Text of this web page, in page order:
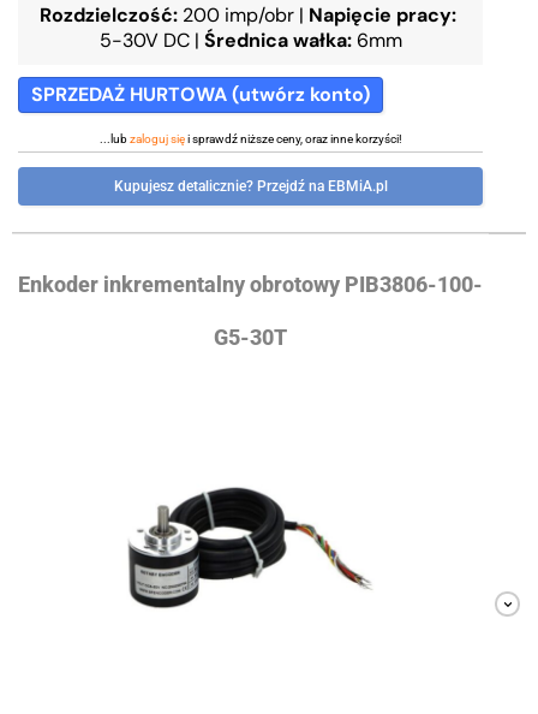
Rozdzielczość: 200 imp/obr | Napięcie pracy:
5-30V DC | Średnica wałka: 6mm
SPRZEDAŻ HURTOWA (utwórz konto)
...lubzaloguj sięi sprawdź niższe ceny, oraz inne korzyści!
Kupujesz detalicznie? Przejdź na EBMiA.pl
Enkoder inkrementalny obrotowy PIB3806-100-
G5-30T